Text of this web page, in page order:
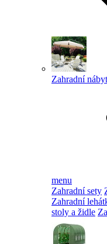
Zahradní
menu
Zahradní sety
Zahradní
stoly a židle